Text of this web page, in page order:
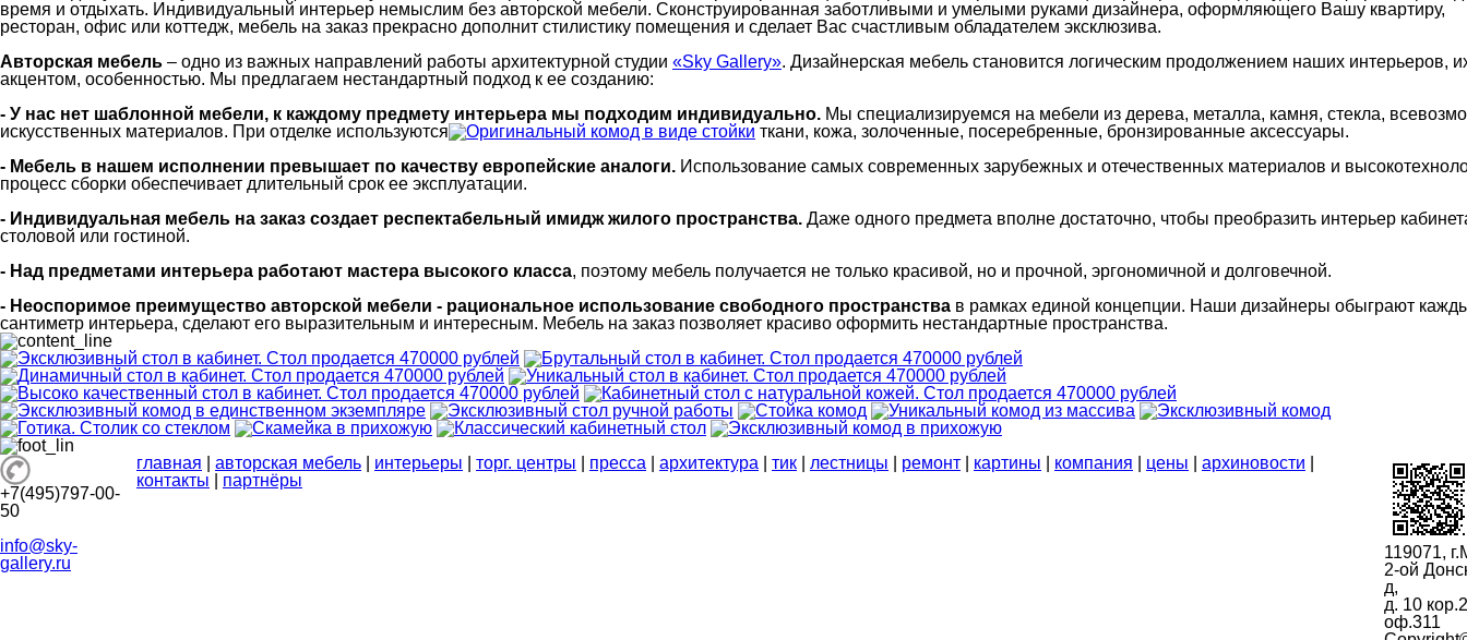
время и отдыхать. Индивидуальный интерьер немыслим без авторской мебели. Сконструированная заботливыми и умелыми руками дизайнера, оформляющего Вашу квартиру,
ресторан, офис или коттедж, мебель на заказ прекрасно дополнит стилистику помещения и сделает Вас счастливым обладателем эксклюзива.
Авторская мебель – одно из важных направлений работы архитектурной студии «Sky Gallery». Дизайнерская мебель становится логическим продолжением наших интерьеров,
акцентом, особенностью. Мы предлагаем нестандартный подход к ее созданию:
- У нас нет шаблонной мебели, к каждому предмету интерьера мы подходим индивидуально. Мы специализируемся на мебели из дерева, металла, камня, стекла,
искусственных материалов. При отделке используются
ткани, кожа, золоченные, посеребренные, бронзированные аксессуары.
- Мебель в нашем исполнении превышает по качеству европейские аналоги. Использование самых современных зарубежных и отечественных материалов и
процесс сборки обеспечивает длительный срок ее эксплуатации.
- Индивидуальная мебель на заказ создает респектабельный имидж жилого пространства. Даже одного предмета вполне достаточно, чтобы преобразить интерьер
столовой или гостиной.
- Над предметами интерьера работают мастера высокого класса, поэтому мебель получается не только красивой, но и прочной, эргономичной и долговечной.
- Неоспоримое преимущество авторской мебели - рациональное использование свободного пространства в рамках единой концепции. Наши дизайнеры обыграют
сантиметр интерьера, сделают его выразительным и интересным. Мебель на заказ позволяет красиво оформить нестандартные пространства.
+7(495)797-00-
50
info@sky-
gallery.ru
главная авторская мебель интерьеры торг. центры пресса архитектура тик лестницы ремонт картины компания цены архиновости
контакты
партнёры
119071,
2-ой
д,
д. 10 кор.2
оф.311